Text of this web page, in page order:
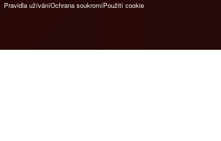
Pravidla užíváníOchrana soukromíPoužití cookie